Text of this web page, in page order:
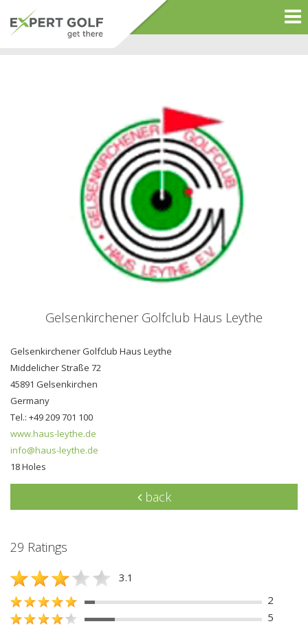
Gelsenkirchener Golfclub Haus Leythe
Gelsenkirchener Golfclub Haus Leythe
Middelicher Straße 72
45891 Gelsenkirchen
Germany
Tel.: +49 209 701 100
www.haus-leythe.de
info@haus-leythe.de
18 Holes
back
29 Ratings
3.1
2
5